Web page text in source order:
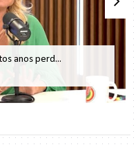
anos perd...